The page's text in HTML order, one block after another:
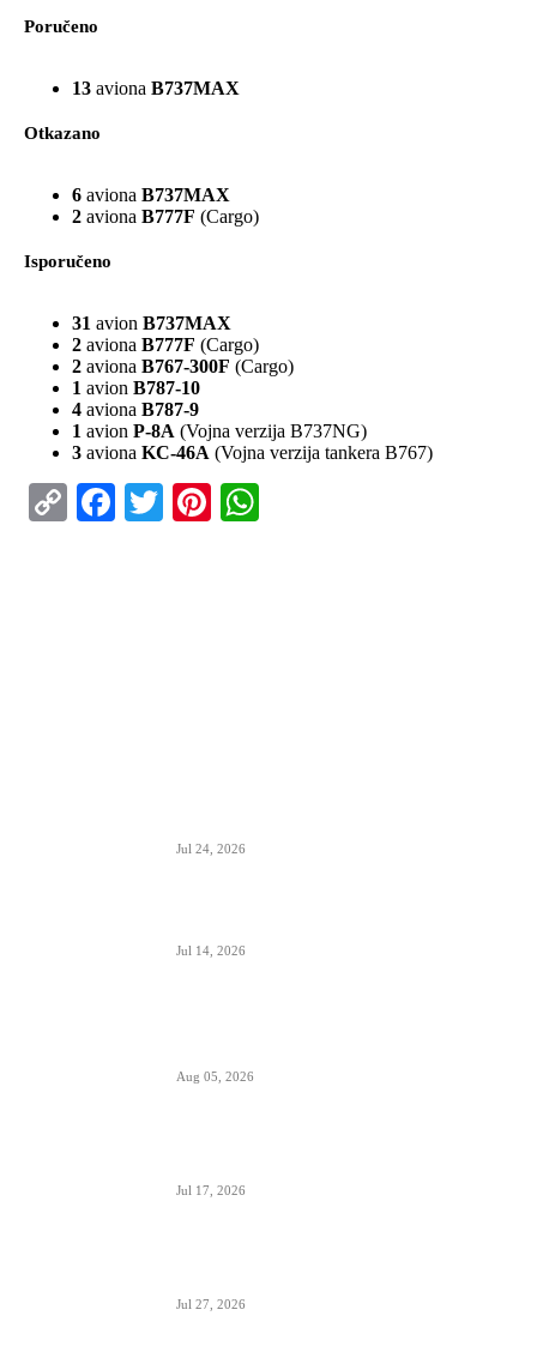
Poručeno
13 aviona B737MAX
Otkazano
6 aviona B737MAX
2 aviona B777F (Cargo)
Isporučeno
31 avion B737MAX
2 aviona B777F (Cargo)
2 aviona B767-300F (Cargo)
1 avion B787-10
4 aviona B787-9
1 avion P-8A (Vojna verzija B737NG)
3 aviona KC-46A (Vojna verzija tankera B767)
CopyFacebook
TwitterPinterest
Jul 24, 2026
Jul 14, 2026
Aug 05, 2026
Jul 17, 2026
Jul 27, 2026